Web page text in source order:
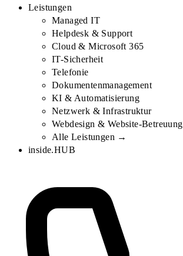
Leistungen
Managed IT
Helpdesk & Support
Cloud & Microsoft 365
IT-Sicherheit
Telefonie
Dokumentenmanagement
KI & Automatisierung
Netzwerk & Infrastruktur
Webdesign & Website-Betreuung
Alle Leistungen →
inside.HUB